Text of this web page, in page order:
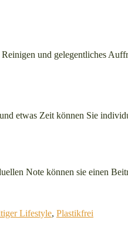
und gelegentliches
etwas Zeit können Sie
Note können sie einen
Lifestyle, Plastikfrei